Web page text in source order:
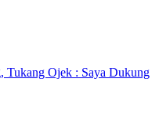
Tukang Ojek : Saya Dukung